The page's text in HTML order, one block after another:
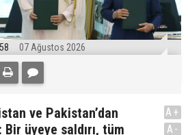
07 Ağustos 2026
ve Pakistan’dan
üyeye saldırı, tüm
A+
A-